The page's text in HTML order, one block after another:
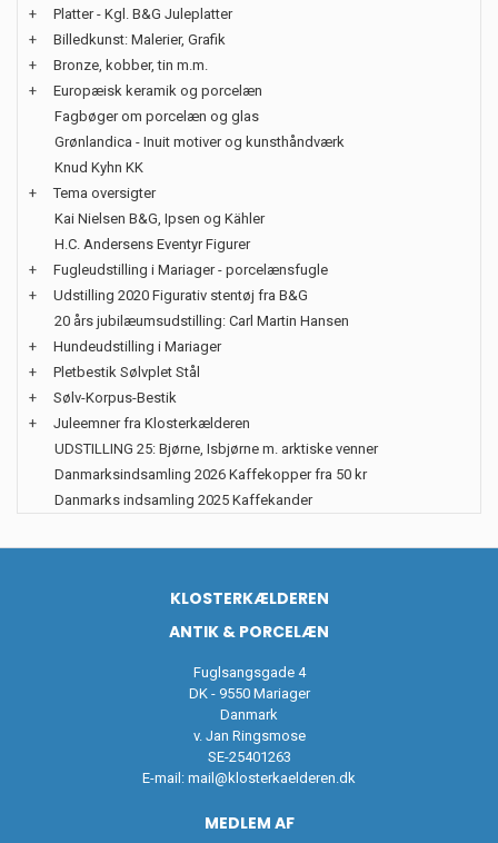
+
Platter - Kgl. B&G Juleplatter
+
Billedkunst: Malerier, Grafik
+
Bronze, kobber, tin m.m.
+
Europæisk keramik og porcelæn
Fagbøger om porcelæn og glas
Grønlandica - Inuit motiver og kunsthåndværk
Knud Kyhn KK
+
Tema oversigter
Kai Nielsen B&G, Ipsen og Kähler
H.C. Andersens Eventyr Figurer
+
Fugleudstilling i Mariager - porcelænsfugle
+
Udstilling 2020 Figurativ stentøj fra B&G
20 års jubilæumsudstilling: Carl Martin Hansen
+
Hundeudstilling i Mariager
+
Pletbestik Sølvplet Stål
+
Sølv-Korpus-Bestik
+
Juleemner fra Klosterkælderen
UDSTILLING 25: Bjørne, Isbjørne m. arktiske venner
Danmarksindsamling 2026 Kaffekopper fra 50 kr
Danmarks indsamling 2025 Kaffekander
KLOSTERKÆLDEREN
ANTIK & PORCELÆN
Fuglsangsgade 4
DK - 9550 Mariager
Danmark
v. Jan Ringsmose
SE-25401263
E-mail: mail@klosterkaelderen.dk
MEDLEM AF